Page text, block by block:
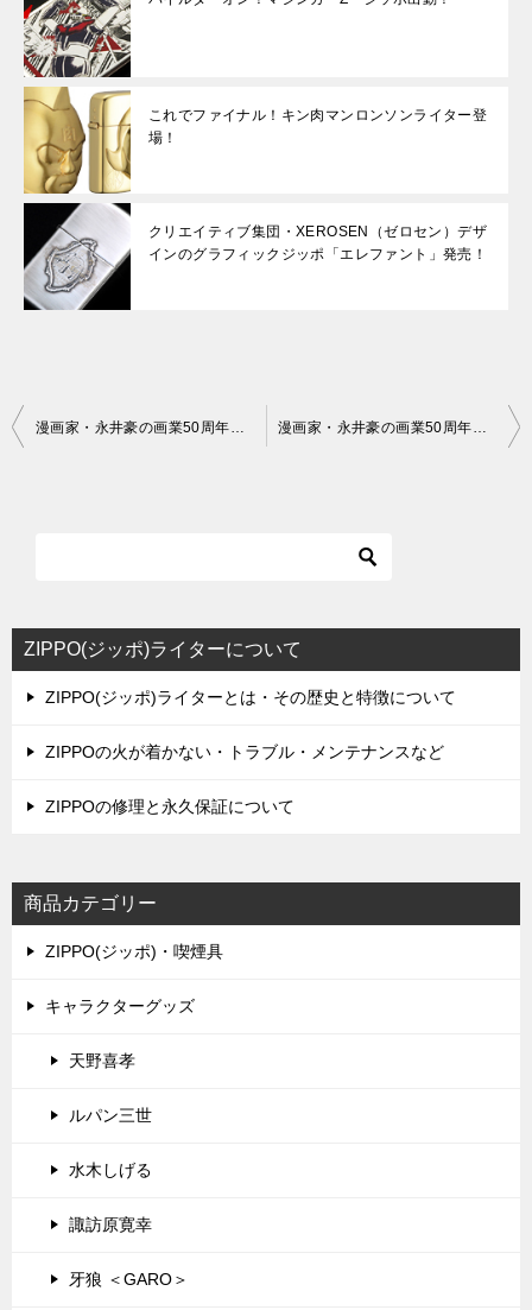
これでファイナル！キン肉マンロンソンライター登
場！
クリエイティブ集団・XEROSEN（ゼロセン）デザ
インのグラフィックジッポ「エレファント」発売！
投
シ
ョ
漫画家・永井豪の画業50周年記念！デビルマンジッポ3種類発売！ 漫画家・永井豪の画業50周年記念！デビルマンジッポ3種類発売！
ZIPPO(ジッポ)ライターについて
ZIPPO(ジッポ)ライターとは・その歴史と特徴について
ZIPPOの火が着かない・トラブル・メンテナンスなど
ZIPPOの修理と永久保証について
商品カテゴリー
ZIPPO(ジッポ)・喫煙具
キャラクターグッズ
天野喜孝
ルパン三世
水木しげる
諏訪原寛幸
牙狼 ＜GARO＞